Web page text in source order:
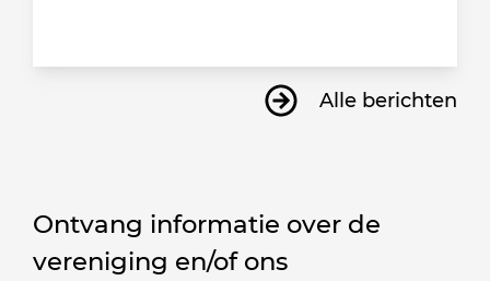
Alle berichten
Ontvang informatie over de
vereniging en/of ons